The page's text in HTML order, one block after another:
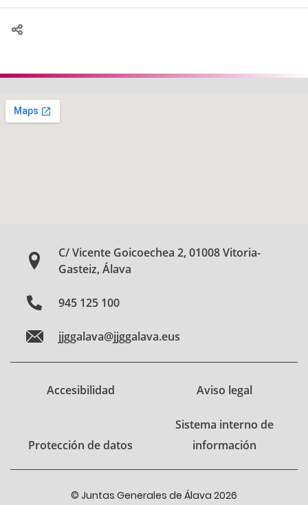
C/ Vicente Goicoechea 2, 01008 Vitoria-
Gasteiz, Álava
945 125 100
jjggalava@jjggalava.eus
Accesibilidad Aviso legal
Protección de datos
Sistema interno de
información
© Juntas Generales de Álava 2026